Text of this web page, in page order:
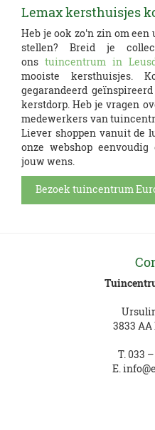
Lemax kersthuisjes
Heb je ook zo'n zin om
stellen? Breid je
onstuincentrum in
mooiste kersthuisjes.
gegarandeerd
kerstdorp. Heb je vragen
medewerkers van
Liever shoppen vanuit de
onze webshop
jouw wens.
Bezoek tuincentrum
3833
T. 033
E.